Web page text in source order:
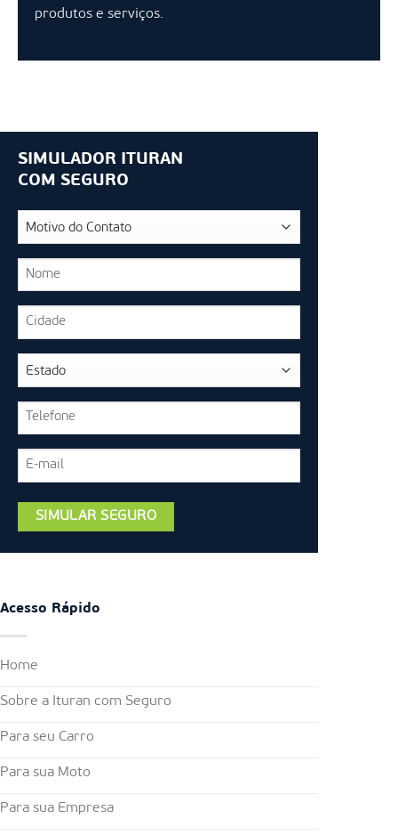
produtos e serviços.
SIMULADOR ITURAN
COM SEGURO
Acesso Rápido
Home
Sobre a Ituran com Seguro
Para seu Carro
Para sua Moto
Para sua Empresa